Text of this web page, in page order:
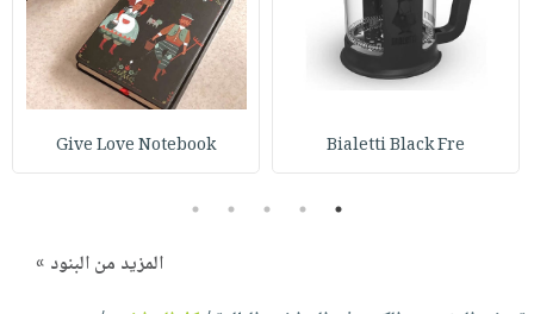
Bialetti Black Fre
Give Love Notebook
1
2
3
4
5
المزيد من البنود »